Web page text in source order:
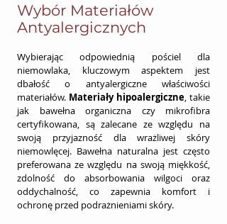
Wybór Materiałów
Antyalergicznych
Wybierając odpowiednią pościel dla
niemowlaka, kluczowym aspektem jest
dbałość o antyalergiczne właściwości
materiałów. Materiały hipoalergiczne, takie
jak bawełna organiczna czy mikrofibra
certyfikowana, są zalecane ze względu na
swoją przyjazność dla wrażliwej skóry
niemowlęcej. Bawełna naturalna jest często
preferowana ze względu na swoją miękkość,
zdolność do absorbowania wilgoci oraz
oddychalność, co zapewnia komfort i
ochronę przed podrażnieniami skóry.